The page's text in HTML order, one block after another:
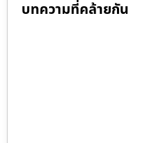
บทความที่คล้ายกัน